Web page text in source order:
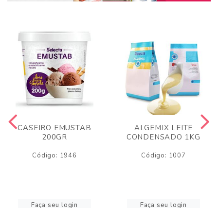
CASEIRO EMUSTAB
200GR
Código: 1946
Faça seu login
ALGEMIX LEITE
CONDENSADO 1KG
Código: 1007
Faça seu login